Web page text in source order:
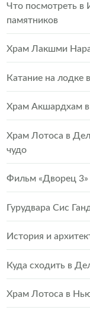
Что посмотреть в
памятников
Храм Лакшми
Катание на лодке
Храм Акшардхам
Храм Лотоса в
чудо
Фильм «Дворец 3»
Гурудвара Сис
История и
Куда сходить в
Храм Лотоса в